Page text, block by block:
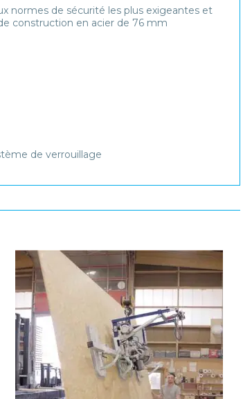
normes de sécurité les plus exigeantes et
construction en acier de 76 mm
de verrouillage